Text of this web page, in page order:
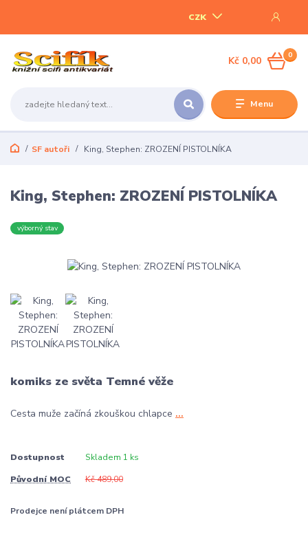
Menu
CZK
0
Kč 0,00
SF autoři King, Stephen: ZROZENÍ PISTOLNÍKA
King, Stephen: ZROZENÍ PISTOLNÍKA
výborný stav
komiks ze světa Temné věže
Cesta muže začíná zkouškou chlapce ...
Dostupnost Skladem 1 ks
Původní MOC Kč 489,00
Prodejce není plátcem DPH